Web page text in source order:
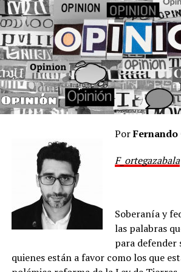
deshacen desde ministerios hasta
con el Estado.
Mientras los reflectores se posan
este escenario circense, en el Cantón
“Adornis” de la vida bajo el amparo de
silencioso engranaje de recaudación.
feria judicial, volverá a activarse en
investigación que tramita el fiscal
, enfocada en el presunto
ilícito e inconsistencias patrimoniales
Adorni. Las declaraciones
expediente han requerido verificar la
recaudación paralela, por lo que las
fiscalía se extienden sobre los
incluyendo aJavier Lanari,
en el Banco Nación y con fuertes
Binacional Yacyretá (EBY).
PorFernando
F_ortegazabala
Soberanía y
las palabras
para
quienes están a favor como los que